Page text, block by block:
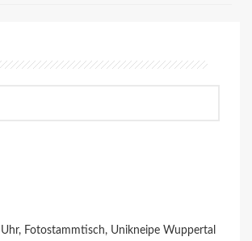
Fotostammtisch, Unikneipe Wuppertal